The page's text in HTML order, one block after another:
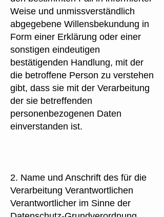
Weise und unmissverständlich
abgegebene Willensbekundung in
Form einer Erklärung oder einer
sonstigen eindeutigen
bestätigenden Handlung, mit der
die betroffene Person zu verstehen
gibt, dass sie mit der Verarbeitung
der sie betreffenden
personenbezogenen Daten
einverstanden ist.
2. Name und Anschrift des für die
Verarbeitung Verantwortlichen
Verantwortlicher im Sinne der